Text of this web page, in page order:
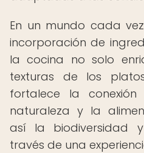
En un mundo cada
incorporación de
la cocina no solo
texturas de los
fortalece la
naturaleza y la
así la biodiversidad
través de una